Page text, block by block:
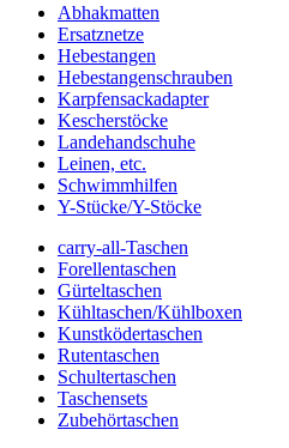
Abhakmatten
Ersatznetze
Hebestangen
Hebestangenschrauben
Karpfensackadapter
Kescherstöcke
Landehandschuhe
Leinen, etc.
Schwimmhilfen
Y-Stücke/Y-Stöcke
carry-all-Taschen
Forellentaschen
Gürteltaschen
Kühltaschen/Kühlboxen
Kunstködertaschen
Rutentaschen
Schultertaschen
Taschensets
Zubehörtaschen